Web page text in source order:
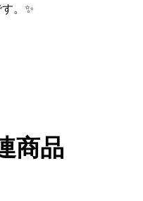
。✨
商品